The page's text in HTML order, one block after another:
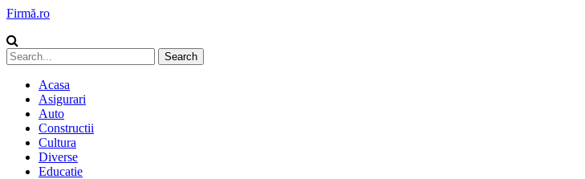
Firmă.ro
Acasa
Asigurari
Auto
Constructii
Cultura
Diverse
Educatie